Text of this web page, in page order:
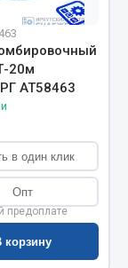
20м
АТ58463
в один клик
Опт
предоплате
корзину